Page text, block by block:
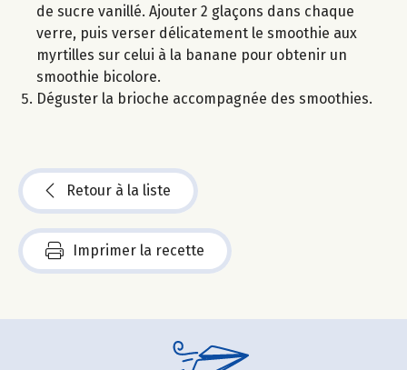
de sucre vanillé. Ajouter 2 glaçons dans chaque
verre, puis verser délicatement le smoothie aux
myrtilles sur celui à la banane pour obtenir un
smoothie bicolore.
Déguster la brioche accompagnée des smoothies.
Retour à la liste
Imprimer la recette